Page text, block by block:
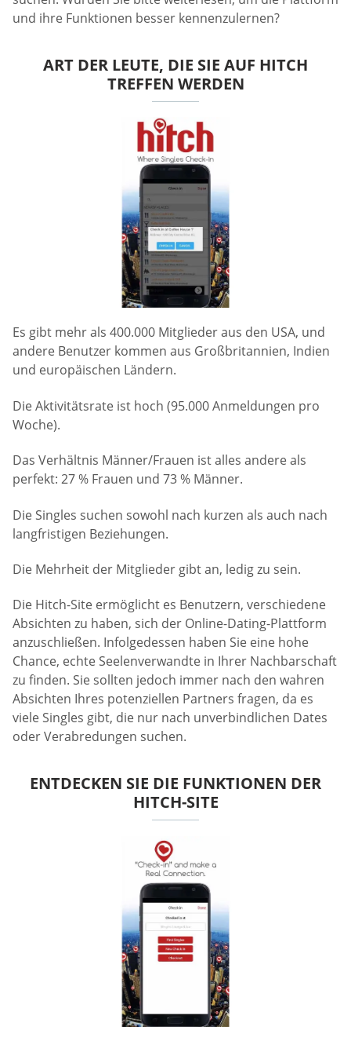
und ihre Funktionen besser kennenzulernen?
ART DER LEUTE, DIE SIE AUF HITCH
TREFFEN WERDEN
Es gibt mehr als 400.000 Mitglieder aus den USA, und
andere Benutzer kommen aus Großbritannien, Indien
und europäischen Ländern.
Die Aktivitätsrate ist hoch (95.000 Anmeldungen pro
Woche).
Das Verhältnis Männer/Frauen ist alles andere als
perfekt: 27 % Frauen und 73 % Männer.
Die Singles suchen sowohl nach kurzen als auch nach
langfristigen Beziehungen.
Die Mehrheit der Mitglieder gibt an, ledig zu sein.
Die Hitch-Site ermöglicht es Benutzern, verschiedene
Absichten zu haben, sich der Online-Dating-Plattform
anzuschließen. Infolgedessen haben Sie eine hohe
Chance, echte Seelenverwandte in Ihrer Nachbarschaft
zu finden. Sie sollten jedoch immer nach den wahren
Absichten Ihres potenziellen Partners fragen, da es
viele Singles gibt, die nur nach unverbindlichen Dates
oder Verabredungen suchen.
ENTDECKEN SIE DIE FUNKTIONEN DER
HITCH-SITE